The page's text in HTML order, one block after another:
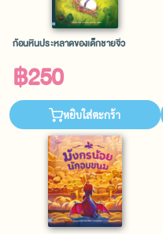
ก้อนหินประหลาดของเด็กชายจิ๋ว
฿250
หยิบใส่ตะกร้า